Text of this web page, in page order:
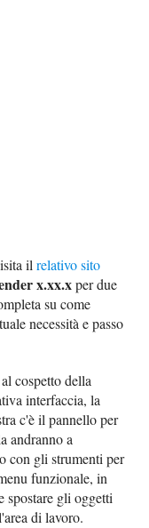
ilrelativo sito
x.xx.xper due
su come
necessità e passo
cospetto della
interfaccia, la
c'è il pannello per
andranno a
con gli strumenti per
funzionale, in
spostare gli oggetti
di lavoro.